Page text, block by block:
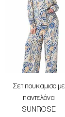
Σετ πουκαμισο με
παντελόνα
SUNROSE